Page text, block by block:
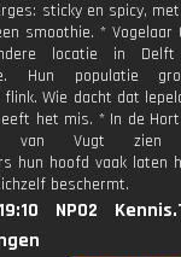
sticky en spicy,
smoothie. * Vogelaar
locatie in
Hun populatie
Wie dacht dat
het mis. * In de
van Vugt zien
hun hoofd vaak laten
beschermt.
NPO2